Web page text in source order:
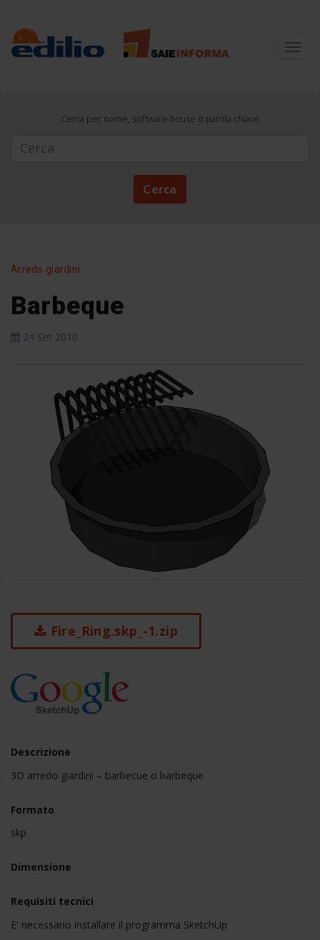
Cerca per nome, software house o parola chiave
Cerca
Arredo giardini
Barbeque
24 Set 2010
Fire_Ring.skp_-1.zip
Descrizione
3D arredo giardini – barbecue o barbeque
Formato
skp
Dimensione
Requisiti tecnici
E' necessario installare il programma SketchUp